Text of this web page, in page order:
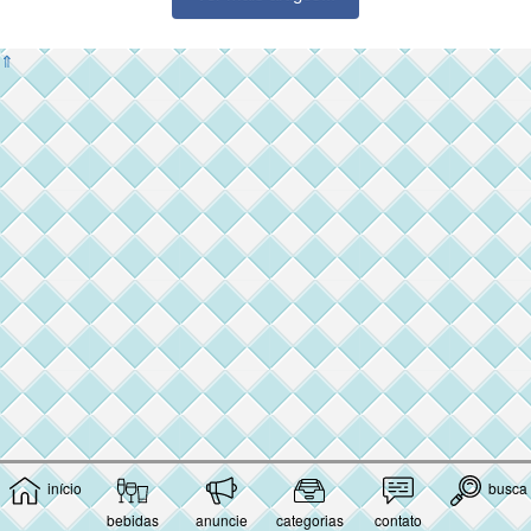
início
bebidas
anuncie categorias contato
busca
⇑